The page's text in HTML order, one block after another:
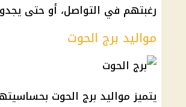
رغبتهم في التواصل، أو حتى
مواليد برج الحوت
يتميز مواليد برج الحوت